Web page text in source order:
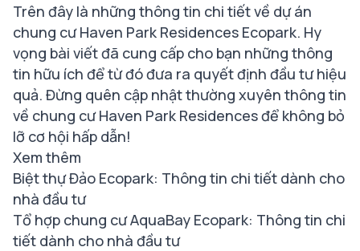
Trên đây là những thông tin chi tiết về dự án
chung cư Haven Park Residences Ecopark. Hy
vọng bài viết đã cung cấp cho bạn những thông
tin hữu ích để từ đó đưa ra quyết định đầu tư hiệu
quả. Đừng quên cập nhật thường xuyên thông tin
về chung cư Haven Park Residences để không bỏ
lỡ cơ hội hấp dẫn!
Xem thêm
Biệt thự Đảo Ecopark: Thông tin chi tiết dành cho
nhà đầu tư
Tổ hợp chung cư AquaBay Ecopark: Thông tin chi
tiết dành cho nhà đầu tư